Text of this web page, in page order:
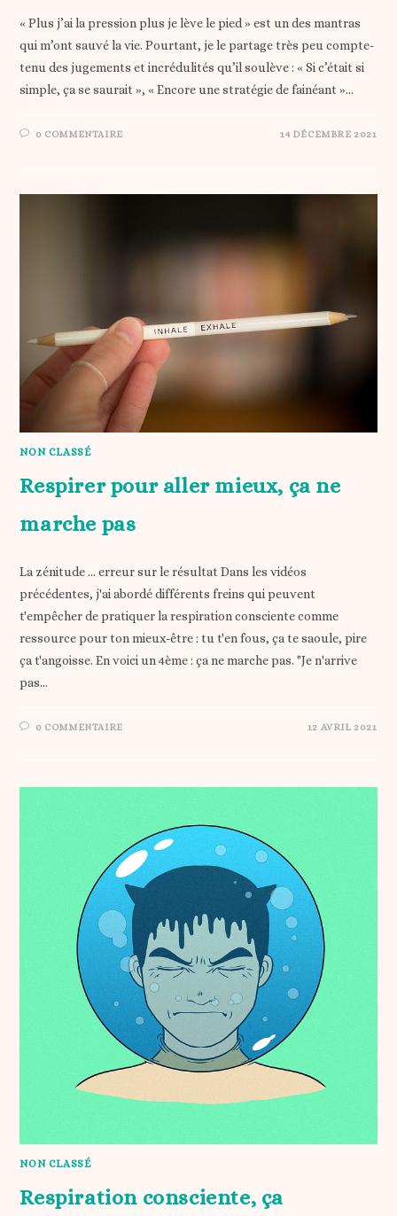
« Plus j’ai la pression plus je lève le pied » est un des mantras
qui m’ont sauvé la vie. Pourtant, je le partage très peu compte-
tenu des jugements et incrédulités qu’il soulève : « Si c’était si
simple, ça se saurait », « Encore une stratégie de fainéant »…
0 COMMENTAIRE 14 DÉCEMBRE 2021
NON CLASSÉ
Respirer pour aller mieux, ça ne
marche pas
La zénitude ... erreur sur le résultat Dans les vidéos
précédentes, j'ai abordé différents freins qui peuvent
t'empêcher de pratiquer la respiration consciente comme
ressource pour ton mieux-être : tu t'en fous, ça te saoule, pire
ça t'angoisse. En voici un 4ème : ça ne marche pas. "Je n'arrive
pas…
0 COMMENTAIRE 12 AVRIL 2021
NON CLASSÉ
Respiration consciente, ça